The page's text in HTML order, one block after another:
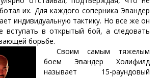
их. Для каждого соперника Эвандер
индивидуальную тактику. Но все же он
вступать в открытый бой, а следовать
борьбе.
Своим самым тяжелым
боем Эвандер Холифилд
называет 15-раундовый